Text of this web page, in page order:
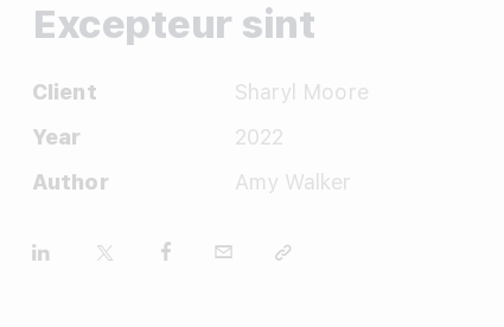
Excepteur sint
Client
Sharyl Moore
Year
2022
Author
Amy Walker